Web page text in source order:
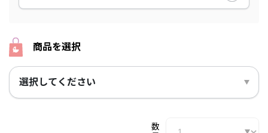
商品を選択
選択してください
数